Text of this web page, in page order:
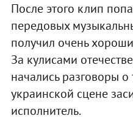
После этого клип
передовых
получил очень
За кулисами
начались разговоры
украинской сцене
исполнитель.